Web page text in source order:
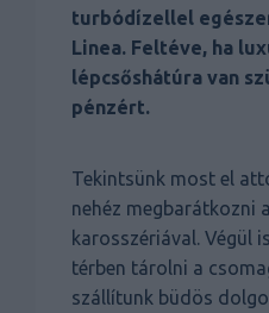
turbódízellel
Linea. Feltéve, ha
lépcsőshátúra van
pénzért.
Tekintsünk most el
nehéz megbarátkozni
karosszériával. Végül
térben tárolni a
szállítunk büdös